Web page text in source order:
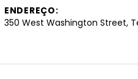
ENDEREÇO:
350 West Washington Street,